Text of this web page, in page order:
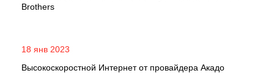
Brothers
18 янв 2023
Высокоскоростной Интернет от провайдера Акадо